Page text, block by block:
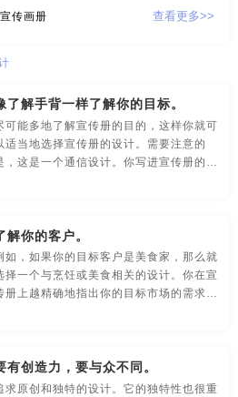
设计
策划
定位-品牌策划 动漫-品牌策划
策划 网站-品牌策划
策划 药品-品牌策划
传画册 查看更多>>
了解手背一样了解你的目标。
可能多地了解宣传册的目的，这样你就可
适当地选择宣传册的设计。需要注意的
，这是一个通信设计。你写进宣传册的每
解你的客户。
如，如果你的目标客户是美食家，那么就
择一个与烹饪或美食相关的设计。你在宣
册上越精确地指出你的目标市场的需求和
有创造力，要与众不同。
求原创和独特的设计。它的独特性也很重